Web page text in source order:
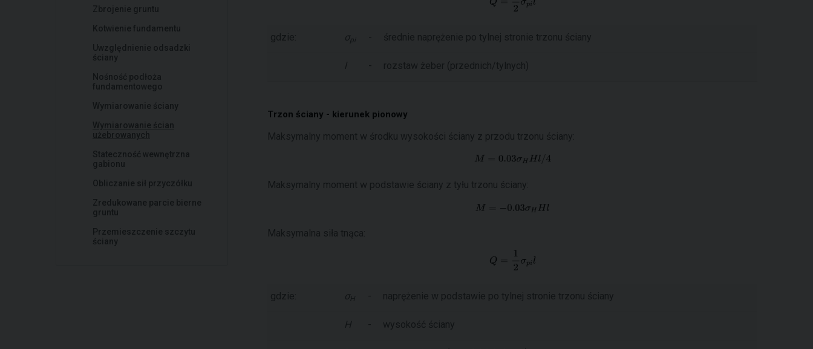
Zbrojenie gruntu
Kotwienie fundamentu
Uwzględnienie odsadzki
ściany
Nośność podłoża
fundamentowego
Wymiarowanie ściany
Wymiarowanie ścian
użebrowanych
Stateczność wewnętrzna
gabionu
Obliczanie sił przyczółku
Zredukowane parcie bierne
gruntu
Przemieszczenie szczytu
ściany
gdzie: σpi - średnie naprężenie po tylnej stronie trzonu ściany
l - rozstaw żeber (przednich/tylnych)
Trzon ściany - kierunek pionowy
Maksymalny moment w środku wysokości ściany z przodu trzonu ściany:
Maksymalny moment w podstawie ściany z tyłu trzonu ściany:
Maksymalna siła tnąca:
gdzie: σH - naprężenie w podstawie po tylnej stronie trzonu ściany
H - wysokość ściany